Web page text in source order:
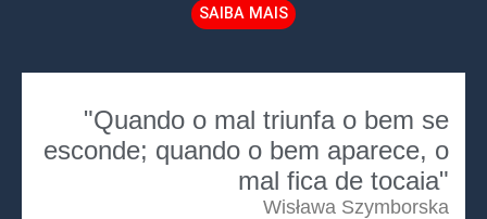
SAIBA MAIS
"Quando o mal triunfa o bem se
esconde; quando o bem aparece, o
mal fica de tocaia"
Wisława Szymborska